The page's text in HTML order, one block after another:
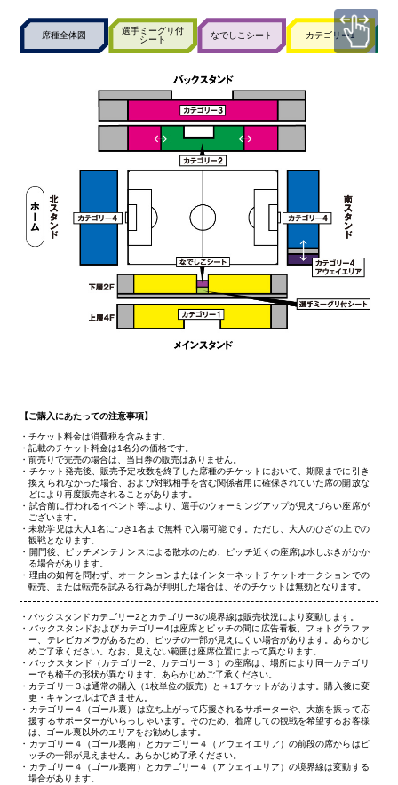
席種全体図
選手ミーグリ付
シート
なでしこシート カテゴリー1
【ご購入にあたっての注意事項】
チケット料金は消費税を含みます。
記載のチケット料金は1名分の価格です。
前売りで完売の場合は、当日券の販売はありません。
チケット発売後、販売予定枚数を終了した席種のチケットにおいて、期限までに引き
換えられなかった場合、および対戦相手を含む関係者用に確保されていた席の開放な
どにより再度販売されることがあります。
試合前に行われるイベント等により、選手のウォーミングアップが見えづらい座席が
ございます。
未就学児は大人1名につき1名まで無料で入場可能です。ただし、大人のひざの上での
観戦となります。
開門後、ピッチメンテナンスによる散水のため、ピッチ近くの座席は水しぶきがかか
る場合があります。
理由の如何を問わず、オークションまたはインターネットチケットオークションでの
転売、または転売を試みる行為が判明した場合は、そのチケットは無効となります。
バックスタンドカテゴリー2とカテゴリー3の境界線は販売状況により変動します。
バックスタンドおよびカテゴリー4は座席とピッチの間に広告看板、フォトグラファ
ー、テレビカメラがあるため、ピッチの一部が見えにくい場合があります。あらかじ
めご了承ください。なお、見えない範囲は座席位置によって異なります。
バックスタンド（カテゴリー2、カテゴリー３）の座席は、場所により同一カテゴリ
ーでも椅子の形状が異なります。あらかじめご了承ください。
カテゴリー３は通常の購入（1枚単位の販売）と＋1チケットがあります。購入後に変
更・キャンセルはできません。
カテゴリー４（ゴール裏）は立ち上がって応援されるサポーターや、大旗を振って応
援するサポーターがいらっしゃいます。そのため、着席しての観戦を希望するお客様
は、ゴール裏以外のエリアをお勧めします。
カテゴリー４（ゴール裏南）とカテゴリー４（アウェイエリア）の前段の席からはピ
ッチの一部が見えません。あらかじめ了承ください。
カテゴリー４（ゴール裏南）とカテゴリー４（アウェイエリア）の境界線は変動する
場合があります。